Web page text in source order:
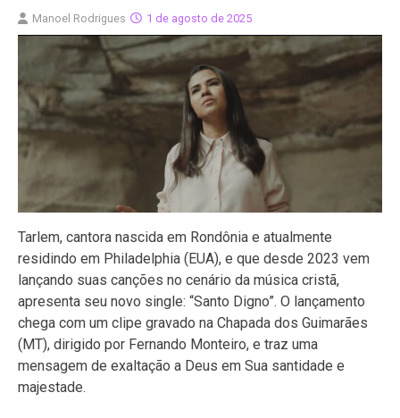
Manoel Rodrigues 1 de agosto de 2025
Tarlem, cantora nascida em Rondônia e atualmente
residindo em Philadelphia (EUA), e que desde 2023 vem
lançando suas canções no cenário da música cristã,
apresenta seu novo single: “Santo Digno”. O lançamento
chega com um clipe gravado na Chapada dos Guimarães
(MT), dirigido por Fernando Monteiro, e traz uma
mensagem de exaltação a Deus em Sua santidade e
majestade.